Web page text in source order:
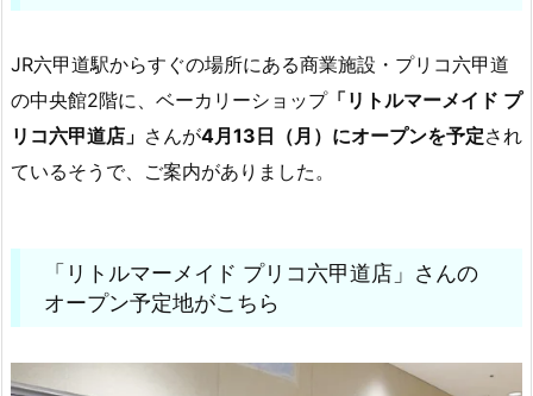
JR六甲道駅からすぐの場所にある商業施設・プリコ六甲道
の中央館2階に、ベーカリーショップ「リトルマーメイド プ
リコ六甲道店」 さんが4月13日（月）にオープンを予定され
ているそうで、ご案内がありました。
「リトルマーメイド プリコ六甲道店」さんの
オープン予定地がこちら